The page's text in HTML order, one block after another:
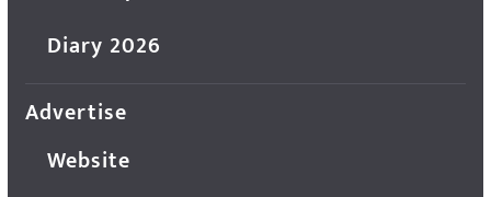
Diary 2026
Advertise
Website